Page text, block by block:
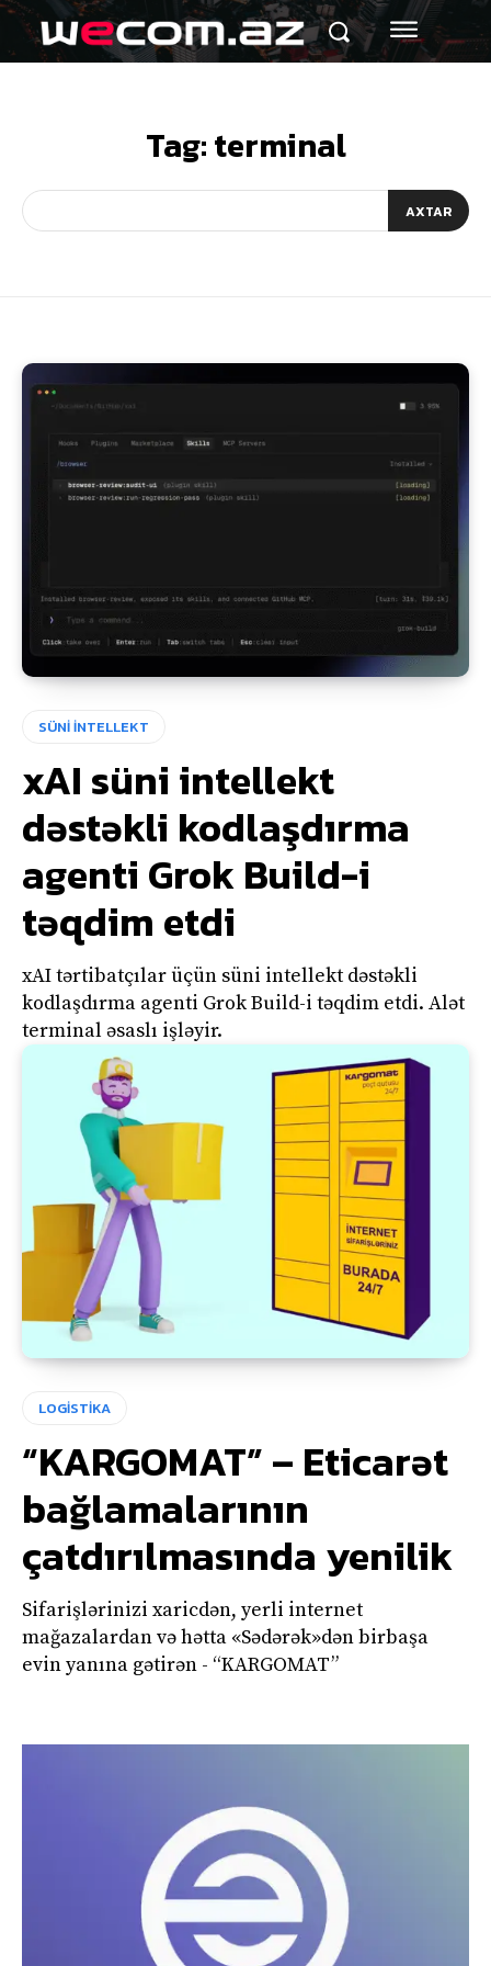
Tag:terminal
AXTAR
SÜNİ İNTELLEKT
xAI süni intellekt
dəstəkli kodlaşdırma
agenti Grok Build-i
təqdim etdi
xAI tərtibatçılar üçün süni intellekt dəstəkli
kodlaşdırma agenti Grok Build-i təqdim etdi. Alət
terminal əsaslı işləyir.
LOGİSTİKA
“KARGOMAT” – Eticarət
bağlamalarının
çatdırılmasında yenilik
Sifarişlərinizi xaricdən, yerli internet
mağazalardan və hətta «Sədərək»dən birbaşa
evin yanına gətirən - “KARGOMAT”